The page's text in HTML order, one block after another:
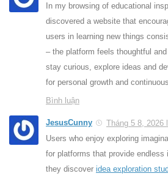
In my browsing of educational
discovered a website that
users in learning new things
– the platform feels thoughtful
stay curious, explore ideas and
for personal growth and
Bình luận
JesusCunny
Tháng 5 8, 2026
Users who enjoy exploring
for platforms that provide endless
they discover idea exploration